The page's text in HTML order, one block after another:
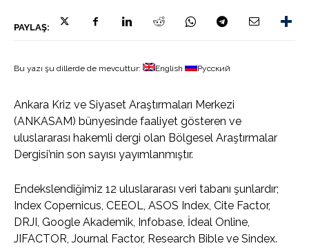
PAYLAŞ:
Bu yazı şu dillerde de mevcuttur: English Русский
Ankara Kriz ve Siyaset Araştırmaları Merkezi
(ANKASAM) bünyesinde faaliyet gösteren ve
uluslararası hakemli dergi olan Bölgesel Araştırmalar
Dergisi’nin son sayısı yayımlanmıştır.
Endekslendiğimiz 12 uluslararası veri tabanı şunlardır;
Index Copernicus, CEEOL, ASOS Index, Cite Factor,
DRJI, Google Akademik, Infobase, İdeal Online,
JIFACTOR, Journal Factor, Research Bible ve Sindex.